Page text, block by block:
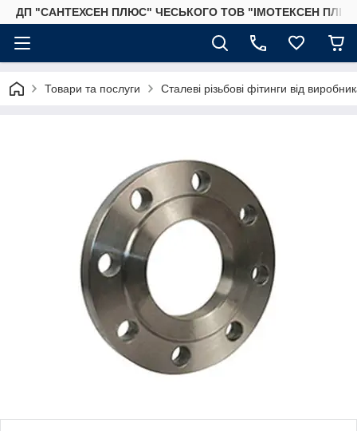
ДП "САНТЕХСЕН ПЛЮС" ЧЕСЬКОГО ТОВ "ІМОТЕКСЕН
Товари та послуги Сталеві різьбові фітинги від